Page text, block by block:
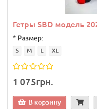
Гетры SBD модель
* Размер:
S M L XL
1 075грн.
В корзину